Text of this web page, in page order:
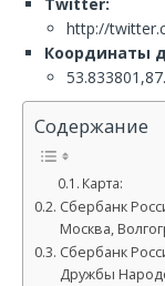
http://
Координаты
Содержание
Карта:
Сбербанк
Москва,
Сбербанк
Дружбы